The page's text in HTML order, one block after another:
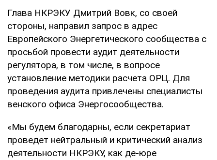
Глава НКРЭКУ Дмитрий Вовк, со своей
стороны, направил запрос в адрес
Европейского Энергетического сообщества с
просьбой провести аудит деятельности
регулятора, в том числе, в вопросе
установление методики расчета ОРЦ. Для
проведения аудита привлечены специалисты
венского офиса Энергосообщества.
«Мы будем благодарны, если секретариат
проведет нейтральный и критический анализ
деятельности НКРЭКУ, как де-юре